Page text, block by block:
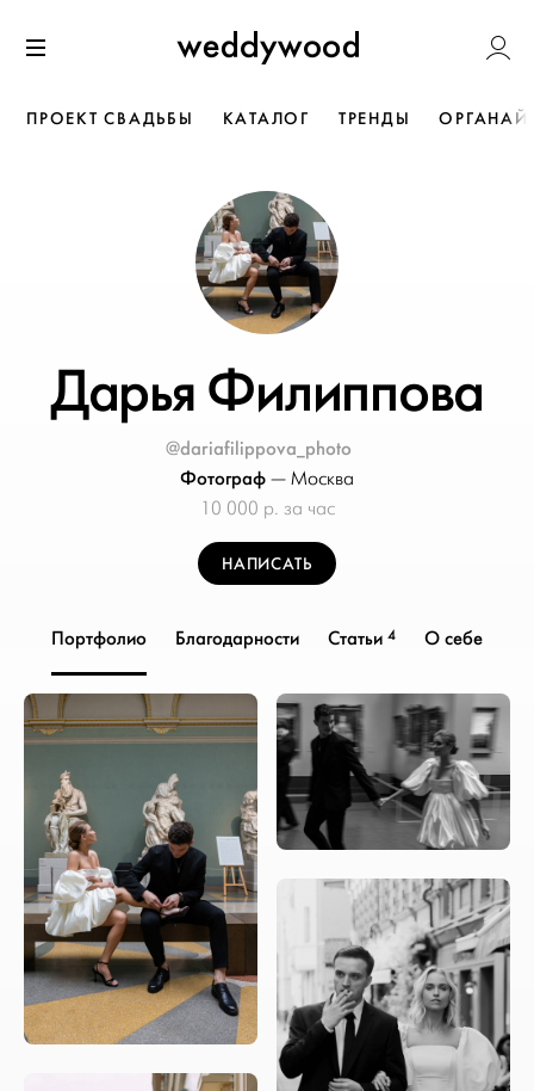
к содержанию
Weddywood
ПРОЕКТ СВАДЬБЫ КАТАЛОГ ТРЕНДЫ
Дарья Филиппова
@dariafilippova_photo
Фотограф — Москва
10 000 р. за час
НАПИСАТЬ
Портфолио Благодарности Статьи 4 О себе